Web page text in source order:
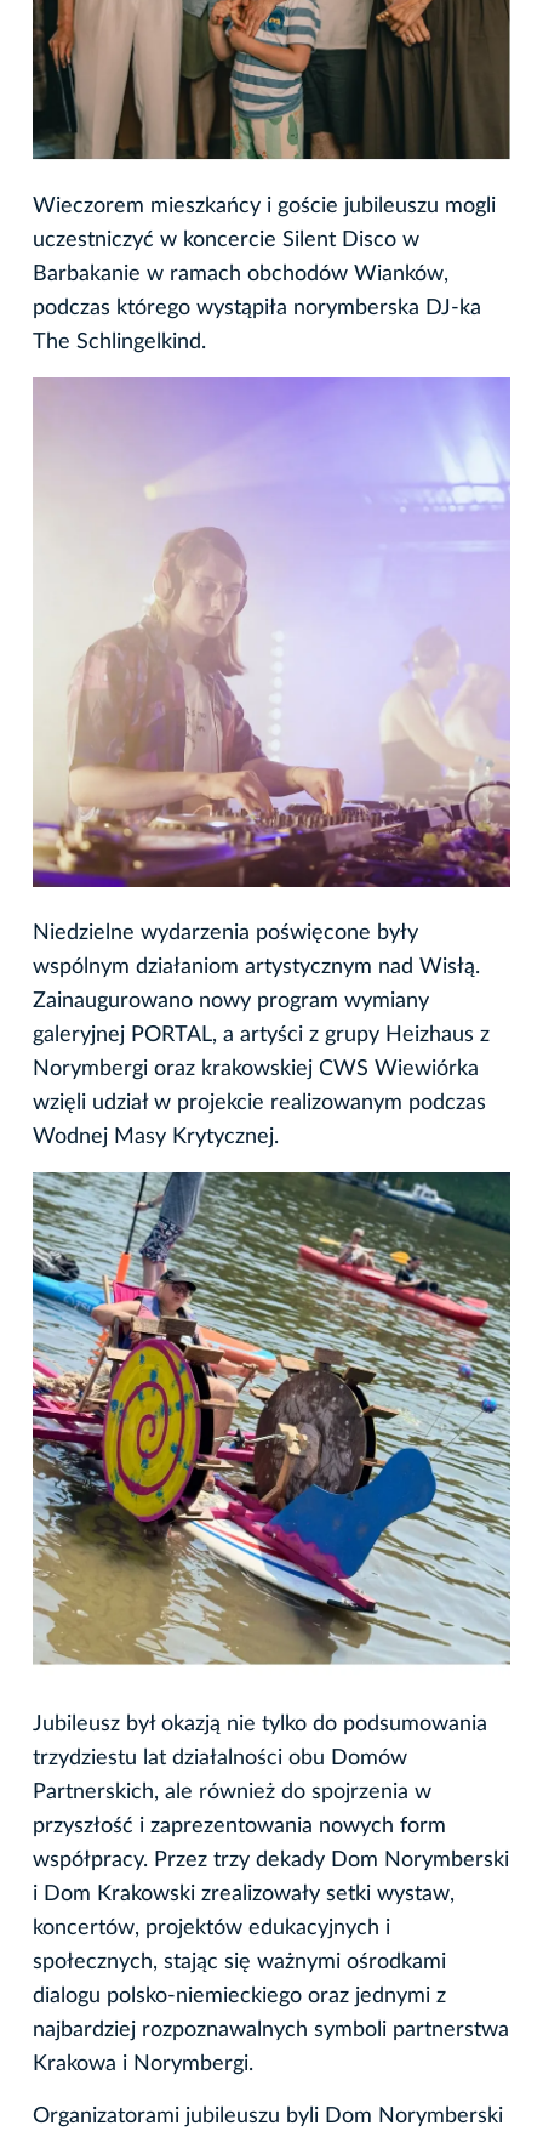
Wieczorem mieszkańcy i goście jubileuszu mogli
uczestniczyć w koncercie Silent Disco w
Barbakanie w ramach obchodów Wianków,
podczas którego wystąpiła norymberska DJ-ka
The Schlingelkind.
Niedzielne wydarzenia poświęcone były
wspólnym działaniom artystycznym nad Wisłą.
Zainaugurowano nowy program wymiany
galeryjnej PORTAL, a artyści z grupy Heizhaus z
Norymbergi oraz krakowskiej CWS Wiewiórka
wzięli udział w projekcie realizowanym podczas
Wodnej Masy Krytycznej.
Jubileusz był okazją nie tylko do podsumowania
trzydziestu lat działalności obu Domów
Partnerskich, ale również do spojrzenia w
przyszłość i zaprezentowania nowych form
współpracy. Przez trzy dekady Dom Norymberski
i Dom Krakowski zrealizowały setki wystaw,
koncertów, projektów edukacyjnych i
społecznych, stając się ważnymi ośrodkami
dialogu polsko-niemieckiego oraz jednymi z
najbardziej rozpoznawalnych symboli partnerstwa
Krakowa i Norymbergi.
Organizatorami jubileuszu byli Dom Norymberski